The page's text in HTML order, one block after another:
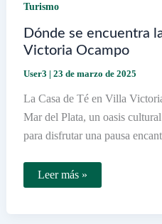
Turismo
Dónde se encuentra
Victoria Ocampo
User3 | 23 de marzo de 2025
La Casa de Té en Villa
Mar del Plata, un oasis
para disfrutar una pausa
Dónde
se
Leer más »